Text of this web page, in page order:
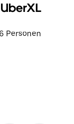
Personen